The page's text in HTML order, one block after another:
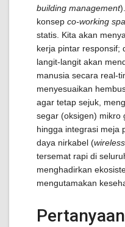
building management
konsep co-working
statis. Kita akan
kerja pintar responsif;
langit-langit akan
manusia secara real-
menyesuaikan
agar tetap sejuk,
segar (oksigen) mikro
hingga integrasi meja
daya nirkabel (
tersemat rapi di
menghadirkan
mengutamakan